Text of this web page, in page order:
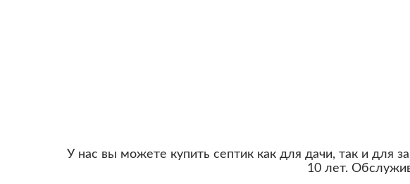
У нас вы можете купить септик как для дачи, так и для
10 лет.